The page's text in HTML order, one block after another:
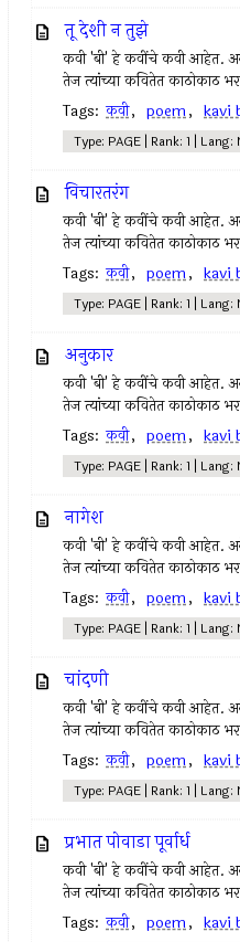
तू देशी न तुझे
कवी 'बी' हे कवींचे कवी आहेत.
तेज त्यांच्या कवितेत काठोकाठ
Tags: कवी, poem, kavi
Type: PAGE | Rank: 1 |
विचारतरंग
कवी 'बी' हे कवींचे कवी आहेत.
तेज त्यांच्या कवितेत काठोकाठ
Tags: कवी, poem, kavi
Type: PAGE | Rank: 1 |
अनुकार
कवी 'बी' हे कवींचे कवी आहेत.
तेज त्यांच्या कवितेत काठोकाठ
Tags: कवी, poem, kavi
Type: PAGE | Rank: 1 |
नागेश
कवी 'बी' हे कवींचे कवी आहेत.
तेज त्यांच्या कवितेत काठोकाठ
Tags: कवी, poem, kavi
Type: PAGE | Rank: 1 |
चांदणी
कवी 'बी' हे कवींचे कवी आहेत.
तेज त्यांच्या कवितेत काठोकाठ
Tags: कवी, poem, kavi
Type: PAGE | Rank: 1 |
प्रभात पोवाडा पूर्वार्ध
कवी 'बी' हे कवींचे कवी आहेत.
तेज त्यांच्या कवितेत काठोकाठ
Tags: कवी, poem, kavi